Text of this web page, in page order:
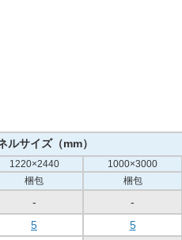
ルサイズ（mm）
1220×2440 1000×3000
梱包 梱包
- -
5 5